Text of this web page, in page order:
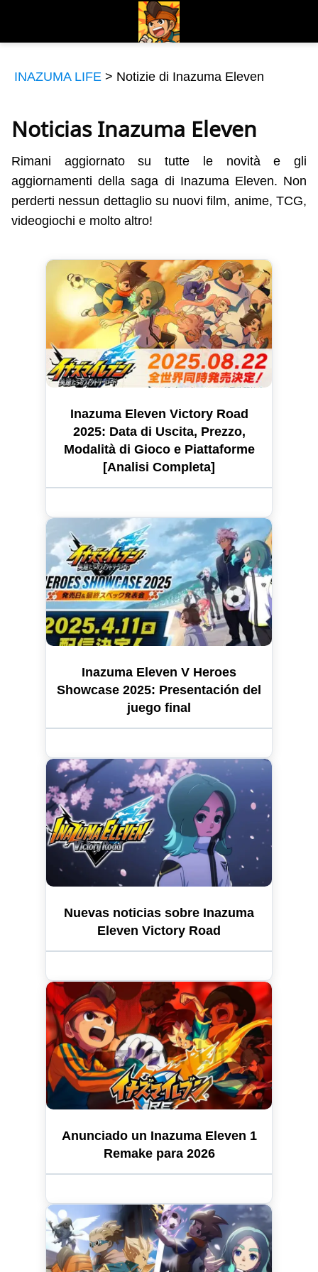
INAZUMA LIFE > Notizie di Inazuma Eleven
Noticias Inazuma Eleven
Rimani aggiornato su tutte le novità e gli
aggiornamenti della saga di Inazuma Eleven. Non
perderti nessun dettaglio su nuovi film, anime, TCG,
videogiochi e molto altro!
Inazuma Eleven Victory Road
2025: Data di Uscita, Prezzo,
Modalità di Gioco e Piattaforme
[Analisi Completa]
Inazuma Eleven V Heroes
Showcase 2025: Presentación del
juego final
Nuevas noticias sobre Inazuma
Eleven Victory Road
Anunciado un Inazuma Eleven 1
Remake para 2026